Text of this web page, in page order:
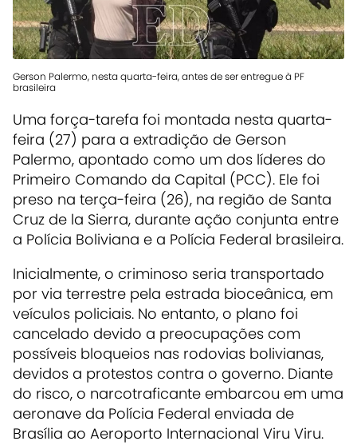
Gerson Palermo, nesta quarta-feira, antes de ser entregue à PF
brasileira
Uma força-tarefa foi montada nesta quarta-
feira (27) para a extradição de Gerson
Palermo, apontado como um dos líderes do
Primeiro Comando da Capital (PCC). Ele foi
preso na terça-feira (26), na região de Santa
Cruz de la Sierra, durante ação conjunta entre
a Polícia Boliviana e a Polícia Federal brasileira.
Inicialmente, o criminoso seria transportado
por via terrestre pela estrada bioceânica, em
veículos policiais. No entanto, o plano foi
cancelado devido a preocupações com
possíveis bloqueios nas rodovias bolivianas,
devidos a protestos contra o governo. Diante
do risco, o narcotraficante embarcou em uma
aeronave da Polícia Federal enviada de
Brasília ao Aeroporto Internacional Viru Viru.